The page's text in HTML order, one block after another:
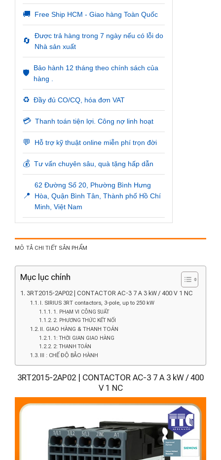
🚚 Free Ship HCM - Giao hàng Toàn Quốc
🔄
Được trả hàng trong 7 ngày nếu có lỗi do
Nhà sản xuất
🛡️
Bảo hành 12 tháng theo chính sách của
hàng .
♻️ Đầy đủ CO/CQ, hóa đơn VAT
💳 Thanh toán tiện lợi. Công nợ linh hoạt
💬 Hỗ trợ kỹ thuật online miễn phí trọn đời
💰 Tư vấn chuyên sâu, quà tặng hấp dẫn
📍
62 Đường Số 20, Phường Bình Hưng
Hòa, Quận Bình Tân, Thành phố Hồ Chí
Minh, Việt Nam
MÔ TẢ CHI TIẾT SẢN PHẨM
Mục lục chính
3RT2015-2AP02 | CONTACTOR AC-3 7 A 3 kW / 400 V 1 NC
I. SIRIUS 3RT contactors, 3-pole, up to 250 kW
1. PHẠM VI CÔNG SUẤT
2. PHƯƠNG THỨC KẾT NỐI
II. GIAO HÀNG & THANH TOÁN
1: THỜI GIAN GIAO HÀNG
2: THANH TOÁN
III : CHẾ ĐỘ BẢO HÀNH
3RT2015-2AP02 | CONTACTOR AC-3 7 A 3 kW / 400
V 1 NC